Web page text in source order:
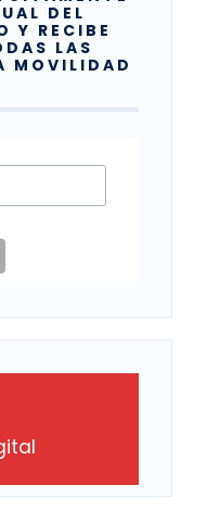
DEL
Y RECIBE
LAS
MOVILIDAD